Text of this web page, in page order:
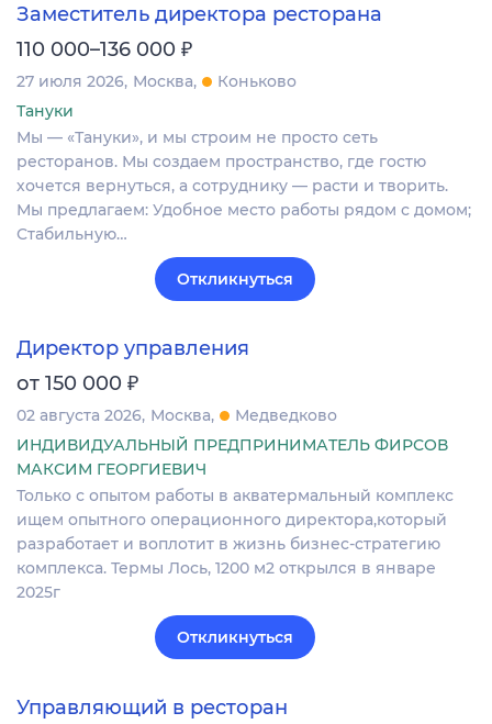
Заместитель директора ресторана
110 000–136 000 ₽
27 июля 2026 Москва
Коньково
Тануки
Мы — «Тануки», и мы строим не просто сеть
ресторанов. Мы создаем пространство, где гостю
хочется вернуться, а сотруднику — расти и творить.
Мы предлагаем: Удобное место работы рядом с домом;
Стабильную…
Откликнуться
Директор управления
от 150 000 ₽
02 августа 2026 Москва
Медведково
ИНДИВИДУАЛЬНЫЙ ПРЕДПРИНИМАТЕЛЬ ФИРСОВ
МАКСИМ ГЕОРГИЕВИЧ
Только с опытом работы в акватермальный комплекс
ищем опытного операционного директора,который
разработает и воплотит в жизнь бизнес-стратегию
комплекса. Термы Лось, 1200 м2 открылся в январе
2025г
Откликнуться
Управляющий в ресторан